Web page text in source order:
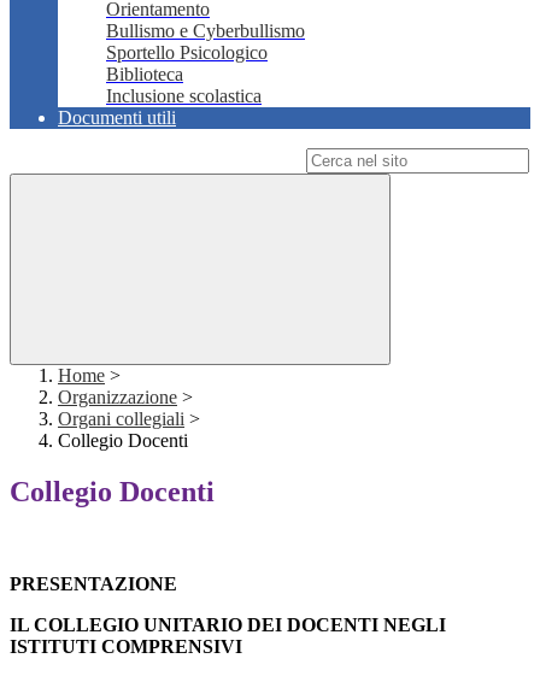
Orientamento
Bullismo e Cyberbullismo
Sportello Psicologico
Biblioteca
Inclusione scolastica
Documenti utili
Home >
Organizzazione >
Organi collegiali >
Collegio Docenti
Collegio Docenti
PRESENTAZIONE
IL COLLEGIO UNITARIO DEI DOCENTI NEGLI
ISTITUTI COMPRENSIVI